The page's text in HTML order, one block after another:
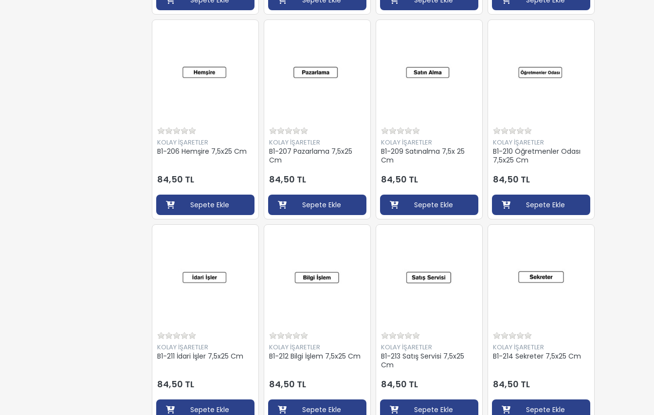
KOLAY İŞARETLER
B1-206 Hemşire 7,5x25 Cm
84,50 TL
Sepete Ekle
KOLAY İŞARETLER
B1-207 Pazarlama 7,5x25
Cm
84,50 TL
Sepete Ekle
KOLAY İŞARETLER
B1-209 Satınalma 7,5x 25
Cm
84,50 TL
Sepete Ekle
KOLAY İŞARETLER
B1-210 Öğretmenler Odası
7,5x25 Cm
84,50 TL
Sepete Ekle
KOLAY İŞARETLER
B1-211 İdari İşler 7,5x25 Cm
84,50 TL
Sepete Ekle
KOLAY İŞARETLER
B1-212 Bilgi İşlem 7,5x25 Cm
84,50 TL
Sepete Ekle
KOLAY İŞARETLER
B1-213 Satış Servisi 7,5x25
Cm
84,50 TL
Sepete Ekle
KOLAY İŞARETLER
B1-214 Sekreter 7,5x25 Cm
84,50 TL
Sepete Ekle